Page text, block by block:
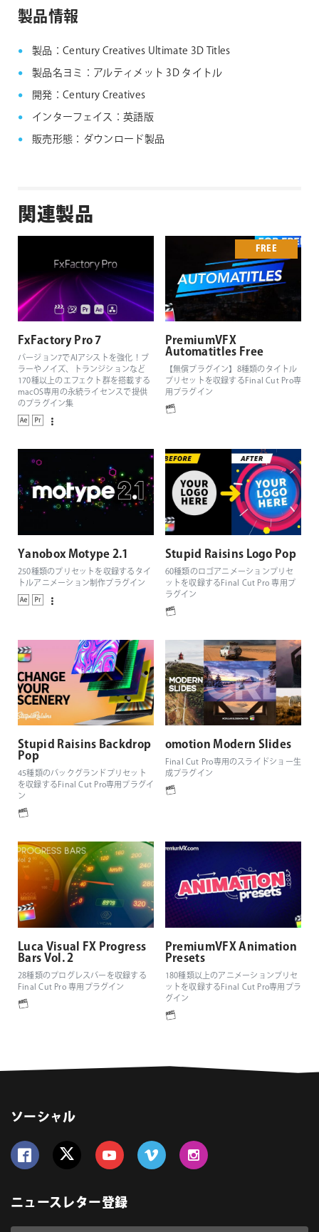
FxFactory 旧バージョンインストーラー
製品情報
製品：Century Creatives Ultimate 3D Titles
製品名ヨミ：アルティメット 3D タイトル
開発：Century Creatives
インターフェイス：英語版
販売形態：ダウンロード製品
関連製品
FxFactory Pro 7
バージョン7でAIアシストを強化！ブ
ラーやノイズ、トランジションなど
170種以上のエフェクト群を搭載する
macOS専用の永続ライセンスで提供
のプラグイン集
FREE
PremiumVFX
Automatitles Free
【無償プラグイン】8種類のタイトル
プリセットを収録するFinal Cut Pro専
用プラグイン
Yanobox Motype 2.1
250種類のプリセットを収録するタイ
トルアニメーション制作プラグイン
Stupid Raisins Logo Pop
60種類のロゴアニメーションプリセ
ットを収録するFinal Cut Pro 専用プ
ラグイン
Stupid Raisins Backdrop
Pop
45種類のバックグランドプリセット
を収録するFinal Cut Pro専用プラグイ
ン
omotion Modern Slides
Final Cut Pro専用のスライドショー生
成プラグイン
Luca Visual FX Progress
Bars Vol. 2
28種類のプログレスバーを収録する
Final Cut Pro 専用プラグイン
PremiumVFX Animation
Presets
180種類以上のアニメーションプリセ
ットを収録するFinal Cut Pro専用プラ
グイン
ソーシャル
ニュースレター登録